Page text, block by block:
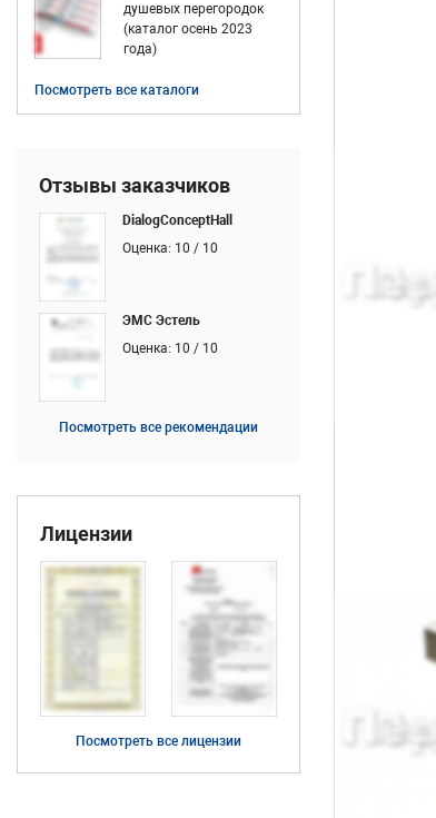
душевых перегородок
(каталог осень 2023
года)
Посмотреть все каталоги
Отзывы заказчиков
DialogConceptHall
Оценка: 10 / 10
ЭМС Эстель
Оценка: 10 / 10
Посмотреть все рекомендации
Лицензии
Посмотреть все лицензии